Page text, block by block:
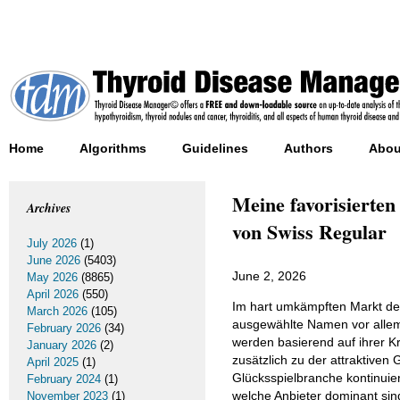
Home Algorithms Guidelines Authors
Meine
von Swiss Regular
June 2, 2026
Im hart umkämpften Markt
ausgewählte Namen vor
werden basierend auf ihrer
zusätzlich zu der attraktiven
Glücksspielbranche
welche Anbieter dominant
Archives
July 2026 (1)
June 2026 (5403)
May 2026 (8865)
April 2026 (550)
March 2026 (105)
February 2026 (34)
January 2026 (2)
April 2025 (1)
February 2024 (1)
November 2023 (1)